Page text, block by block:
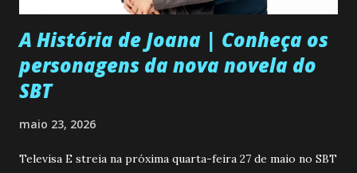
A História de Joana | Conheça os
personagens da nova novela do
SBT
maio 23, 2026
Televisa E streia na próxima quarta-feira 27 de maio no SBT